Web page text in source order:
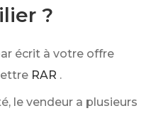
?
écrit à votre offre
RAR .
le vendeur a plusieurs